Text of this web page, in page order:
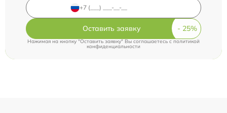
Оставить заявку
Нажимая на кнопку "Оставить заявку" Вы соглашаетесь cполитикой
конфиденциальности